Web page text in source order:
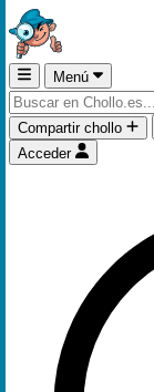
Menú
Compartir chollo
Acceder